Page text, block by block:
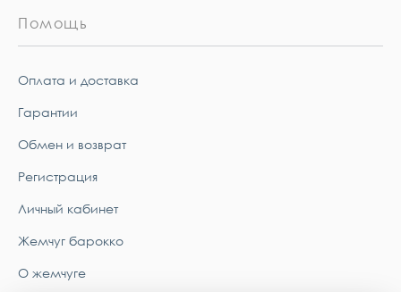
Помощь
Оплата и доставка
Гарантии
Обмен и возврат
Регистрация
Личный кабинет
Жемчуг барокко
О жемчуге